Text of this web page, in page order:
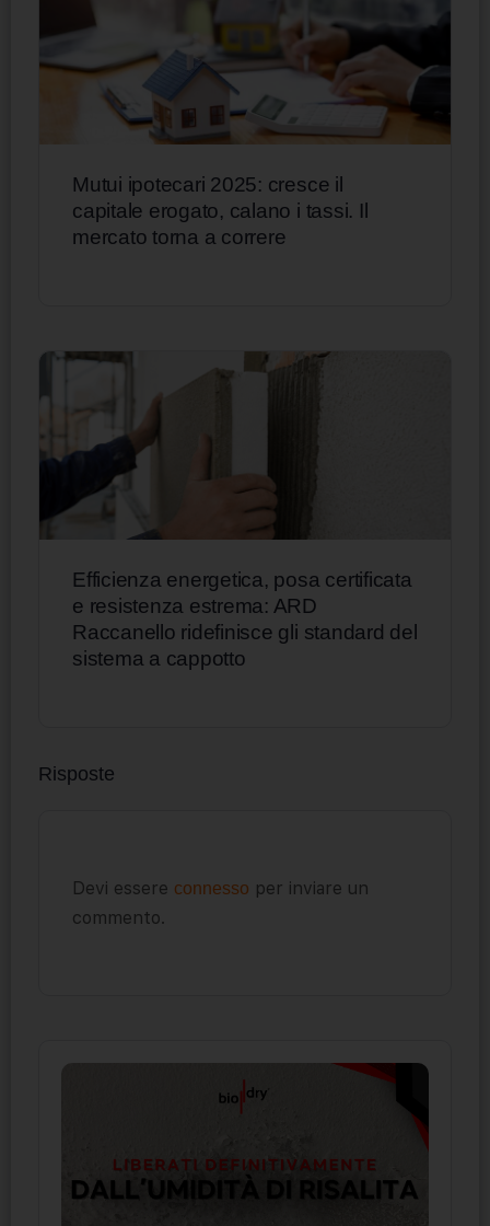
Mutui ipotecari 2025: cresce il
capitale erogato, calano i tassi. Il
mercato torna a correre
Efficienza energetica, posa certificata
e resistenza estrema: ARD
Raccanello ridefinisce gli standard del
sistema a cappotto
Risposte
Devi essere connesso per inviare un
commento.